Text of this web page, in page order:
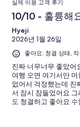
실제 이용 고객 후기
10/10 - 훌륭해
Hyeji
2026년 1월 26일
좋아요: 청결 상태,
진짜 너무너무 좋았어
여행 오면 여기서만
없어서 걱정했는데 진
서 잠시 잠들었어요
도 청결하고 좋아요